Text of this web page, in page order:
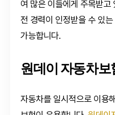
여 많은 이들에게 주목받고
전 경력이 인정받을 수 있
가능합니다.
원데이 자동차보
자동차를 일시적으로 이용